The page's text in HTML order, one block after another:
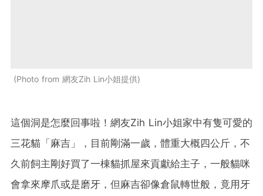
Photo from 網友Zih Lin小姐提供
這個洞是怎麼回事啦！網友Zih Lin小姐家中有隻可愛的
三花貓「麻吉」，目前剛滿一歲，體重大概四公斤，不
久前飼主剛好買了一棟貓抓屋來貢獻給主子，一般貓咪
會拿來摩爪或是磨牙，但麻吉卻像倉鼠轉世般，竟用牙